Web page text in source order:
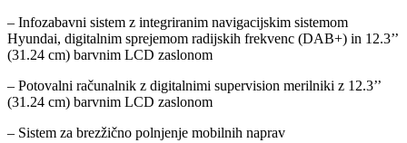
– Infozabavni sistem z integriranim navigacijskim sistemom
Hyundai, digitalnim sprejemom radijskih frekvenc (DAB+) in 12.3’’
(31.24 cm) barvnim LCD zaslonom
– Potovalni računalnik z digitalnimi supervision merilniki z 12.3’’
(31.24 cm) barvnim LCD zaslonom
– Sistem za brezžično polnjenje mobilnih naprav